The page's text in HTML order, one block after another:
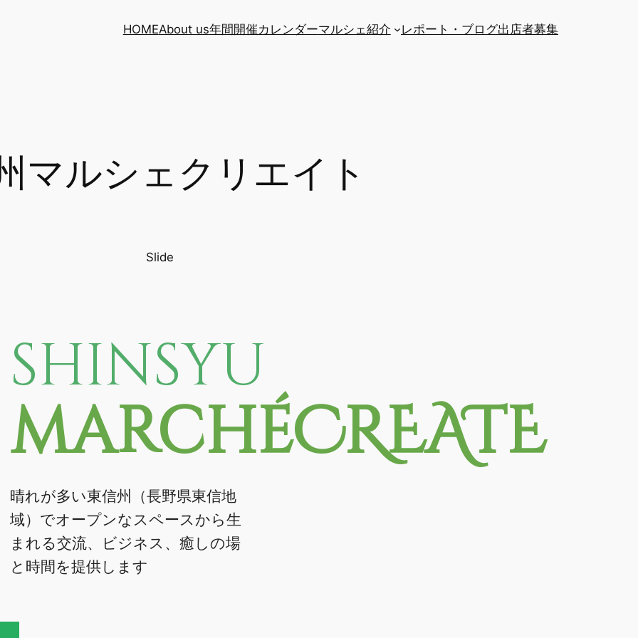
HOMEAbout us年間開催カレンダーマルシェ紹介 レポート・ブログ出店者募集
マルシェクリエイト
Slide
shinsyu
marchéCREATE
晴れが多い東信州（長野県東信地
域）でオープンなスペースから生
まれる交流、ビジネス、癒しの場
と時間を提供します